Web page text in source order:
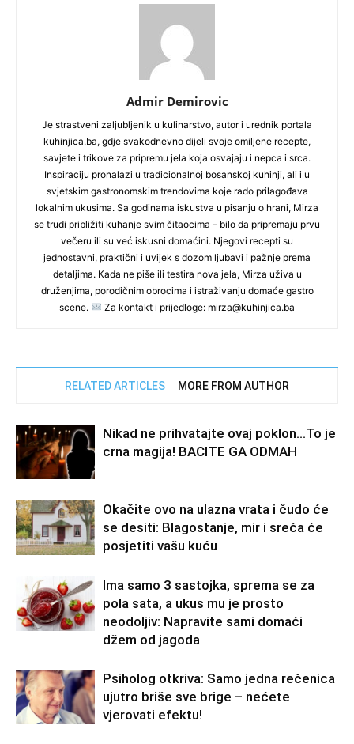
Admir Demirovic
Je strastveni zaljubljenik u kulinarstvo, autor i urednik portala
kuhinjica.ba, gdje svakodnevno dijeli svoje omiljene recepte,
savjete i trikove za pripremu jela koja osvajaju i nepca i srca.
Inspiraciju pronalazi u tradicionalnoj bosanskoj kuhinji, ali i u
svjetskim gastronomskim trendovima koje rado prilagođava
lokalnim ukusima. Sa godinama iskustva u pisanju o hrani, Mirza
se trudi približiti kuhanje svim čitaocima – bilo da pripremaju prvu
večeru ili su već iskusni domaćini. Njegovi recepti su
jednostavni, praktični i uvijek s dozom ljubavi i pažnje prema
detaljima. Kada ne piše ili testira nova jela, Mirza uživa u
druženjima, porodičnim obrocima i istraživanju domaće gastro
scene.
Za kontakt i prijedloge: mirza@kuhinjica.ba
RELATED ARTICLES MORE FROM AUTHOR
Nikad ne prihvatajte ovaj poklon…To je
crna magija! BACITE GA ODMAH
Okačite ovo na ulazna vrata i čudo će
se desiti: Blagostanje, mir i sreća će
posjetiti vašu kuću
Ima samo 3 sastojka, sprema se za
pola sata, a ukus mu je prosto
neodoljiv: Napravite sami domaći
džem od jagoda
Psiholog otkriva: Samo jedna rečenica
ujutro briše sve brige – nećete
vjerovati efektu!